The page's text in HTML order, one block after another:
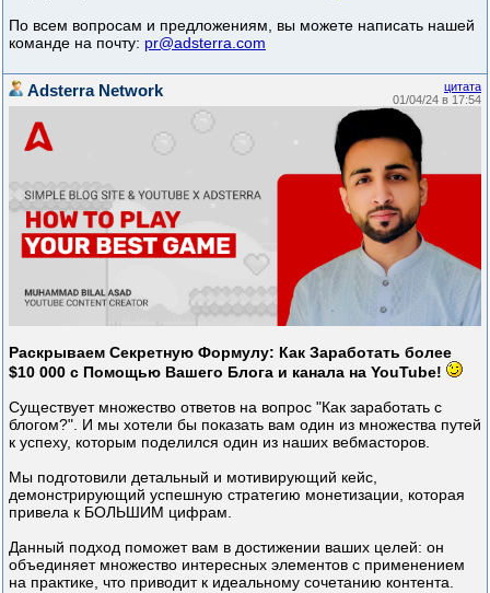
По всем вопросам и предложениям, вы можете написать нашей
команде на почту: pr@adsterra.com
цитата
01/04/24 в 17:54
Adsterra Network
Раскрываем Секретную Формулу: Как Заработать более
$10 000 с Помощью Вашего Блога и канала на YouTube!
Существует множество ответов на вопрос "Как заработать с
блогом?". И мы хотели бы показать вам один из множества путей
к успеху, которым поделился один из наших вебмасторов.
Мы подготовили детальный и мотивирующий кейс,
демонстрирующий успешную стратегию монетизации, которая
привела к БОЛЬШИМ цифрам.
Данный подход поможет вам в достижении ваших целей: он
объединяет множество интересных элементов с применением
на практике, что приводит к идеальному сочетанию контента.